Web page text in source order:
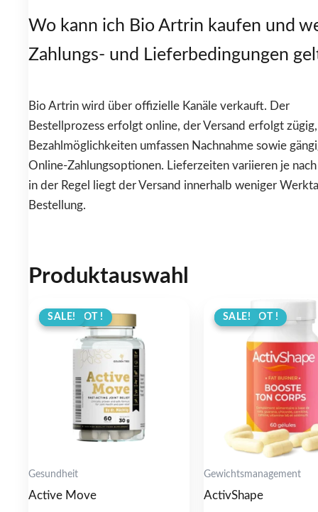
Wo kann ich Bio Artrin kaufen und
Zahlungs- und Lieferbedingungen
Bio Artrin wird über offizielle Kanäle verkauft. Der
Bestellprozess erfolgt online, der Versand erfolgt
Bezahlmöglichkeiten umfassen Nachnahme sowie
Online-Zahlungsoptionen. Lieferzeiten variieren je nach
in der Regel liegt der Versand innerhalb weniger
Bestellung.
Produktauswahl
ANGEBOT !
SALE!
Gesundheit
Active Move
ANGEBOT !
SALE!
Gewichtsmanagement
ActivShape